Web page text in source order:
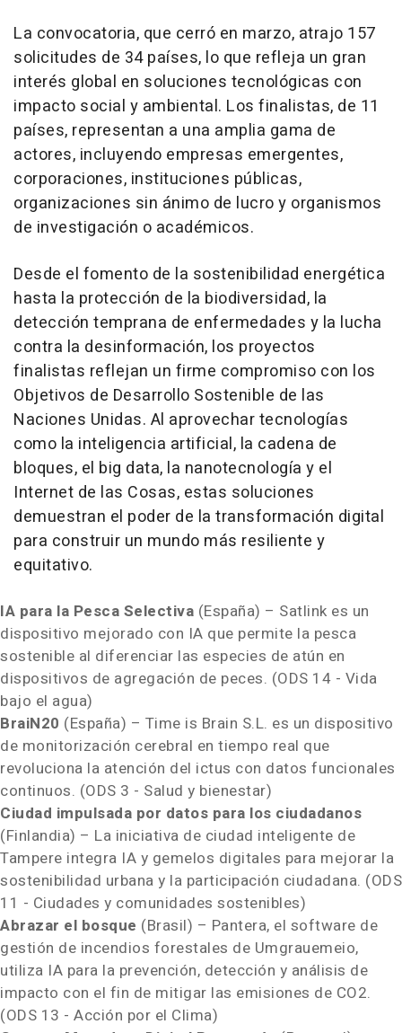
La convocatoria, que cerró en marzo, atrajo 157
solicitudes de 34 países, lo que refleja un gran
interés global en soluciones tecnológicas con
impacto social y ambiental. Los finalistas, de 11
países, representan a una amplia gama de
actores, incluyendo empresas emergentes,
corporaciones, instituciones públicas,
organizaciones sin ánimo de lucro y organismos
de investigación o académicos.
Desde el fomento de la sostenibilidad energética
hasta la protección de la biodiversidad, la
detección temprana de enfermedades y la lucha
contra la desinformación, los proyectos
finalistas reflejan un firme compromiso con los
Objetivos de Desarrollo Sostenible de las
Naciones Unidas. Al aprovechar tecnologías
como la inteligencia artificial, la cadena de
bloques, el big data, la nanotecnología y el
Internet de las Cosas, estas soluciones
demuestran el poder de la transformación digital
para construir un mundo más resiliente y
equitativo.
IA para la Pesca Selectiva (España) – Satlink es un
dispositivo mejorado con IA que permite la pesca
sostenible al diferenciar las especies de atún en
dispositivos de agregación de peces. (ODS 14 - Vida
bajo el agua)
BraiN20 (España) – Time is Brain S.L. es un dispositivo
de monitorización cerebral en tiempo real que
revoluciona la atención del ictus con datos funcionales
continuos. (ODS 3 - Salud y bienestar)
Ciudad impulsada por datos para los ciudadanos
(Finlandia) – La iniciativa de ciudad inteligente de
Tampere integra IA y gemelos digitales para mejorar la
sostenibilidad urbana y la participación ciudadana. (ODS
11 - Ciudades y comunidades sostenibles)
Abrazar el bosque (Brasil) – Pantera, el software de
gestión de incendios forestales de Umgrauemeio,
utiliza IA para la prevención, detección y análisis de
impacto con el fin de mitigar las emisiones de CO2.
(ODS 13 - Acción por el Clima)